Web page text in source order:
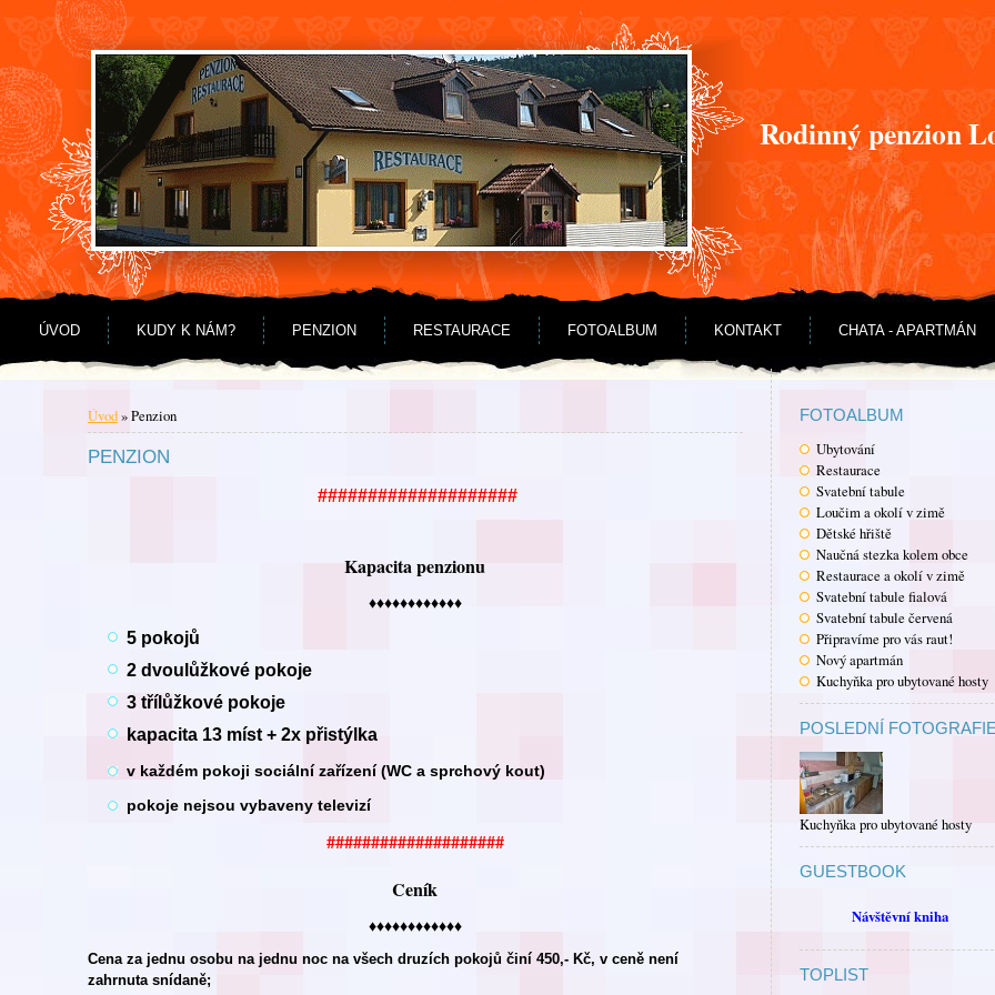
Jdi na obsah
Jdi na menu
Rodinný penzion
ÚVOD KUDY K NÁM? PENZION RESTAURACE FOTOALBUM KONTAKT CHATA - APARTMÁN
FOTOALBUM
Ubytování
Restaurace
Svatební tabule
Loučim a okolí v zimě
Dětské hřiště
Naučná stezka kolem obce
Restaurace a okolí v zimě
Svatební tabule fialová
Svatební tabule červená
Připravíme pro vás raut!
Nový apartmán
Kuchyňka pro ubytované hosty
POSLEDNÍ
Kuchyňka pro ubytované hosty
GUESTBOOK
Návštěvní kniha
TOPLIST
Úvod»Penzion
PENZION
####################
Kapacita penzionu
♦♦♦♦♦♦♦♦♦♦♦♦
5 pokojů
2 dvoulůžkové pokoje
3 třílůžkové pokoje
kapacita 13 míst + 2x přistýlka
v každém pokoji sociální zařízení (WC a sprchový kout)
pokoje nejsou vybaveny televizí
####################
Ceník
♦♦♦♦♦♦♦♦♦♦♦♦
Cena za jednu osobu na jednu noc na všech druzích pokojů činí 450,- Kč, v ceně není
zahrnuta snídaně;